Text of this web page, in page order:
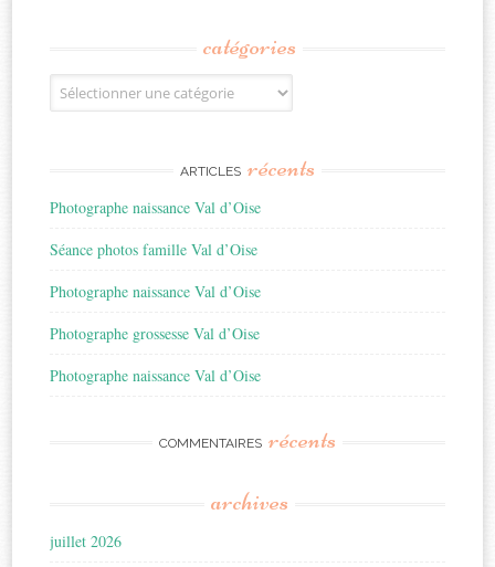
catégories
Catégories
ARTICLES récents
Photographe naissance Val d’Oise
Séance photos famille Val d’Oise
Photographe naissance Val d’Oise
Photographe grossesse Val d’Oise
Photographe naissance Val d’Oise
COMMENTAIRES récents
archives
juillet 2026